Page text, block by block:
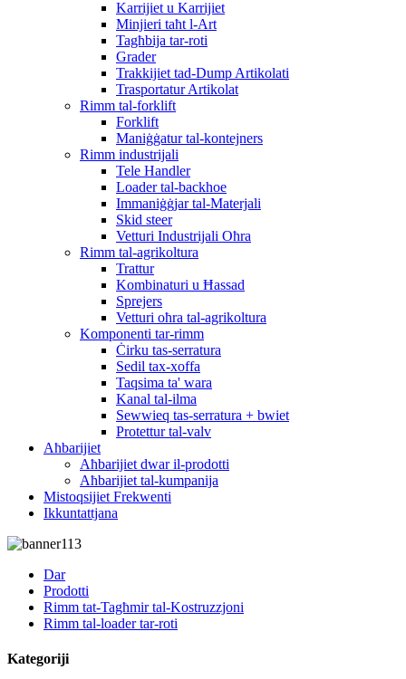
Karrijiet u Karrijiet
Minjieri taħt l-Art
Tagħbija tar-roti
Grader
Trakkijiet tad-Dump Artikolati
Trasportatur Artikolat
Rimm tal-forklift
Forklift
Maniġġatur tal-kontejners
Rimm industrijali
Tele Handler
Loader tal-backhoe
Immaniġġjar tal-Materjali
Skid steer
Vetturi Industrijali Oħra
Rimm tal-agrikoltura
Trattur
Kombinaturi u Ħassad
Sprejers
Vetturi oħra tal-agrikoltura
Komponenti tar-rimm
Ċirku tas-serratura
Sedil tax-xoffa
Taqsima ta' wara
Kanal tal-ilma
Sewwieq tas-serratura + bwiet
Protettur tal-valv
Aħbarijiet
Aħbarijiet dwar il-prodotti
Aħbarijiet tal-kumpanija
Mistoqsijiet Frekwenti
Ikkuntattjana
Dar
Prodotti
Rimm tat-Tagħmir tal-Kostruzzjoni
Rimm tal-loader tar-roti
Kategoriji